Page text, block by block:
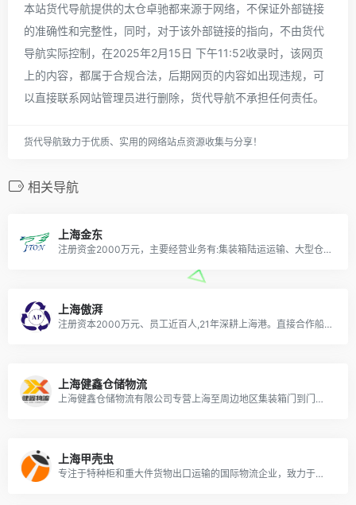
本站货代导航提供的太仓卓驰都来源于网络，不保证外部链接
的准确性和完整性，同时，对于该外部链接的指向，不由货代
导航实际控制，在2025年2月15日 下午11:52收录时，该网页
上的内容，都属于合规合法，后期网页的内容如出现违规，可
以直接联系网站管理员进行删除，货代导航不承担任何责任。
货代导航致力于优质、实用的网络站点资源收集与分享！
相关导航
上海金东
注册资金2000万元，主要经营业务有:集装箱陆运运输、大型仓库仓储。冷链、白卡、特种箱可为上海、宁波、太仓、周边区域提供一体化拖车、仓储、预约提柜等增值服务。
上海傲湃
注册资本2000万元、员工近百人,21年深耕上海港。直接合作船公司30+家，10家船东排名Top5，东南亚、中东印巴红海航线
上海健鑫仓储物流
上海健鑫仓储物流有限公司专营上海至周边地区集装箱门到门运输及仓库内装业务。成立于2006年，车队和仓库都设在浦东新区，紧邻港区码头，具有得天独厚的地理优势。
上海甲壳虫
专注于特种柜和重大件货物出口运输的国际物流企业，致力于助力中国机械设备走向世界。公司核心团队具备十年以上行业经验，累计服务客户超过三千家，并获得客户的充分信任和良好赞誉。